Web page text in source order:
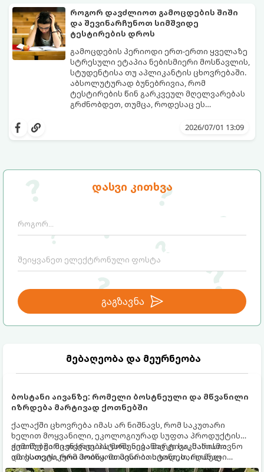
დასვი კითხვა
გაგზავნა
მებაღეობა და მეურნეობა
ბოსტანი აივანზე: რომელი ბოსტნეული და მწვანილი
იზრდება მარტივად ქოთნებში
ქალაქში ცხოვრება იმას არ ნიშნავს, რომ საკუთარი
ხელით მოყვანილი, ეკოლოგიურად სუფთა პროდუქტის
გემოზე უარი თქვათ. პატარა აივანიც კი საკმარისია
იმისათვის, რომ მოიწყოთ მინი-ბოსტანი, საიდანაც
ყოველდღიურად ახალ, არომატულ მწვანილსა და
ქოთნებში მცენარეების მოშენება მარტივი, სასიამოვნო
და ესთეტიკური ჰობია. მთავარია იცოდეთ, რომელი
კულტურები ეგუებიან ქოთნის პირობებს ყველაზე კარგად
მათ ყოველდღიურ ცხოვრებაში.
როგორ დავძლიოთ გამოცდების შიში
და შევინარჩუნოთ სიმშვიდე
ტესტირების დროს
გამოცდების პერიოდი ერთ-ერთი ყველაზე
სტრესული ეტაპია ნებისმიერი მოსწავლის,
სტუდენტისა თუ აპლიკანტის ცხოვრებაში.
აბსოლუტურად ბუნებრივია, რომ
ტესტირების წინ გარკვეულ მღელვარებას
გრძნობდეთ, თუმცა, როდესაც ეს
გადადის, ის ბლოკავს ტვინის რესურსებს.
„ბლექაუტის“ ეფექტი).
მხოლოდ ცოდნის ნაკლებობით არ არის
მეცნიერული ხრიკები, რომლებიც
ტესტირებისას მაქსიმალური
კონცენტრაციის შენარჩუნებაში.
როგორ დაამარცხოთ საგამოცდო
2026/07/01 13:09